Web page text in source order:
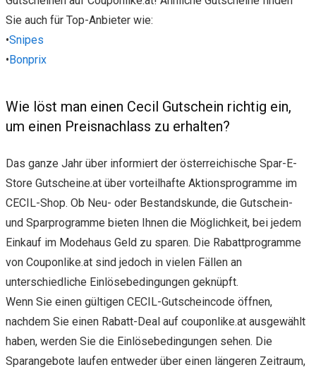
Sie auch für Top-Anbieter wie:
•Snipes
•Bonprix
Wie löst man einen Cecil Gutschein richtig ein,
um einen Preisnachlass zu erhalten?
Das ganze Jahr über informiert der österreichische Spar-E-
Store Gutscheine.at über vorteilhafte Aktionsprogramme im
CECIL-Shop. Ob Neu- oder Bestandskunde, die Gutschein-
und Sparprogramme bieten Ihnen die Möglichkeit, bei jedem
Einkauf im Modehaus Geld zu sparen. Die Rabattprogramme
von Couponlike.at sind jedoch in vielen Fällen an
unterschiedliche Einlösebedingungen geknüpft.
Wenn Sie einen gültigen CECIL-Gutscheincode öffnen,
nachdem Sie einen Rabatt-Deal auf couponlike.at ausgewählt
haben, werden Sie die Einlösebedingungen sehen. Die
Sparangebote laufen entweder über einen längeren Zeitraum,